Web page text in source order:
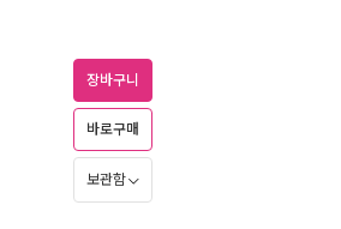
장바구니
바로구매
보관함